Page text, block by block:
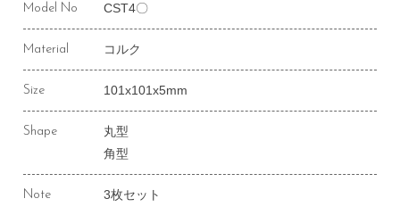
Model No CST4〇
Material コルク
Size 101x101x5mm
Shape
丸型
角型
Note 3枚セット